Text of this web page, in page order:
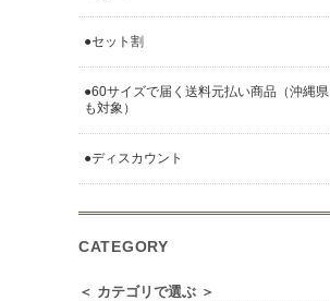
●セット割
●60サイズで届く送料元払い商品（沖縄県
も対象）
●ディスカウント
CATEGORY
＜ カテゴリで選ぶ ＞